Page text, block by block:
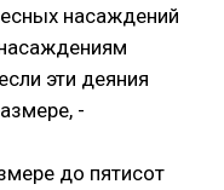
насаждений
эти деяния
-
до пятисот